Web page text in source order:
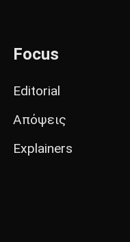
Focus
Editorial
Απόψεις
Explainers